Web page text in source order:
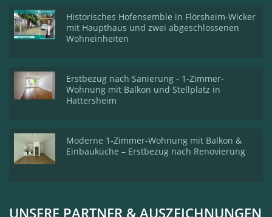
Historisches Hofensemble in Flörsheim-Wicker
mit Haupthaus und zwei abgeschlossenen
Wohneinheiten
Erstbezug nach Sanierung - 1-Zimmer-
Wohnung mit Balkon und Stellplatz in
Hattersheim
Moderne 1-Zimmer-Wohnung mit Balkon &
Einbauküche – Erstbezug nach Renovierung
UNSERE PARTNER & AUSZEICHNUNGEN